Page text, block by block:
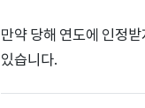
만약 당해 연도에 인정
있습니다.